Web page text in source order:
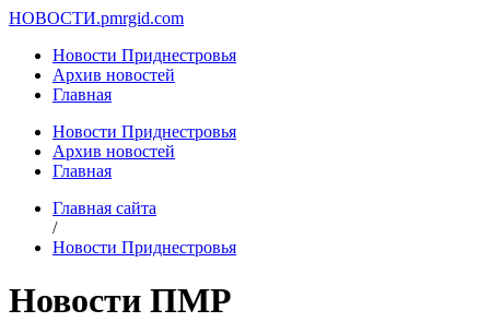
НОВОСТИ.pmrgid.com
Новости Приднестровья
Архив новостей
Главная
Новости Приднестровья
Архив новостей
Главная
Главная сайта
/
Новости Приднестровья
Новости ПМР